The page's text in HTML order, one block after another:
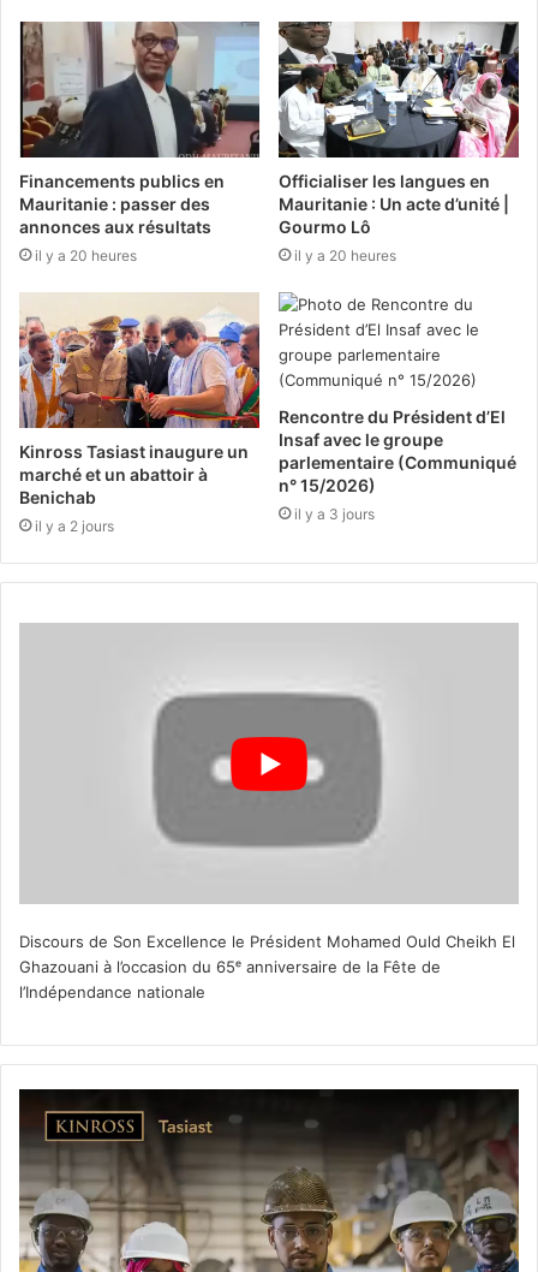
Financements publics en
Mauritanie : passer des
annonces aux résultats
il y a 20 heures
Officialiser les langues en
Mauritanie : Un acte d’unité |
Gourmo Lô
il y a 20 heures
Kinross Tasiast inaugure un
marché et un abattoir à
Benichab
il y a 2 jours
Rencontre du Président d’El
Insaf avec le groupe
parlementaire (Communiqué
n° 15/2026)
il y a 3 jours
Discours de Son Excellence le Président Mohamed Ould Cheikh El
Ghazouani à l’occasion du 65ᵉ anniversaire de la Fête de
l’Indépendance nationale